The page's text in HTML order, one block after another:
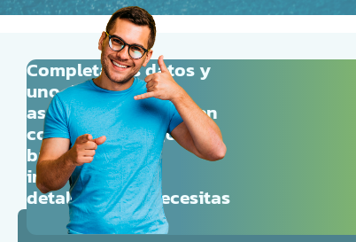
Completa tus datos y
uno de nuestros
asesores se pondrá en
contacto contigo para
brindarte la
información
detallada que necesitas